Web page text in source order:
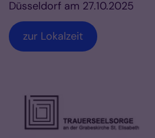
Düsseldorf am 27.10.2025
zur Lokalzeit